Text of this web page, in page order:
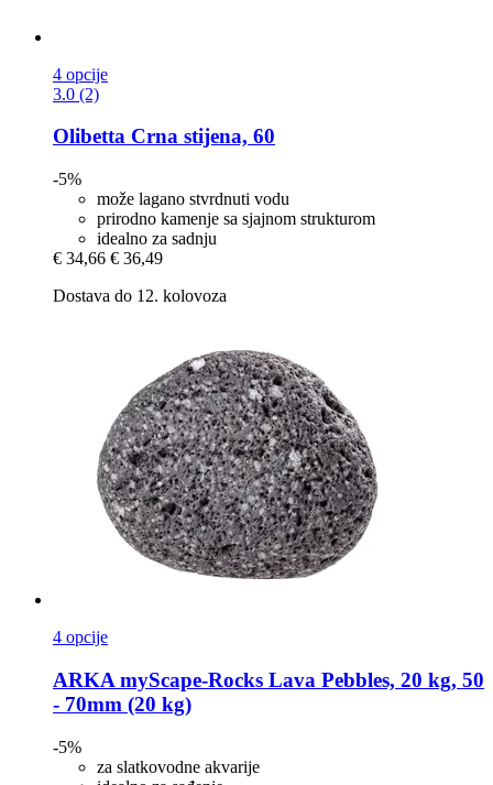
4 opcije
3.0 (2)
Olibetta Crna stijena, 60
-5%
može lagano stvrdnuti vodu
prirodno kamenje sa sjajnom strukturom
idealno za sadnju
€ 34,66 € 36,49
Dostava do 12. kolovoza
4 opcije
ARKA myScape-​Rocks Lava Pebbles, 20 kg, 50
-​ 70mm (20 kg)
-5%
za slatkovodne akvarije